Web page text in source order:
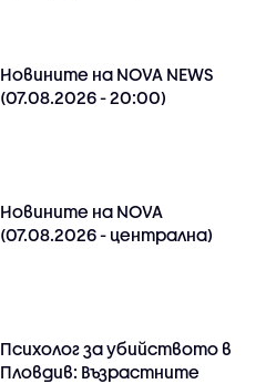
Новините на NOVA NEWS
(07.08.2026 - 20:00)
Новините на NOVA
(07.08.2026 - централна)
Психолог за убийството в
Пловдив: Възрастните